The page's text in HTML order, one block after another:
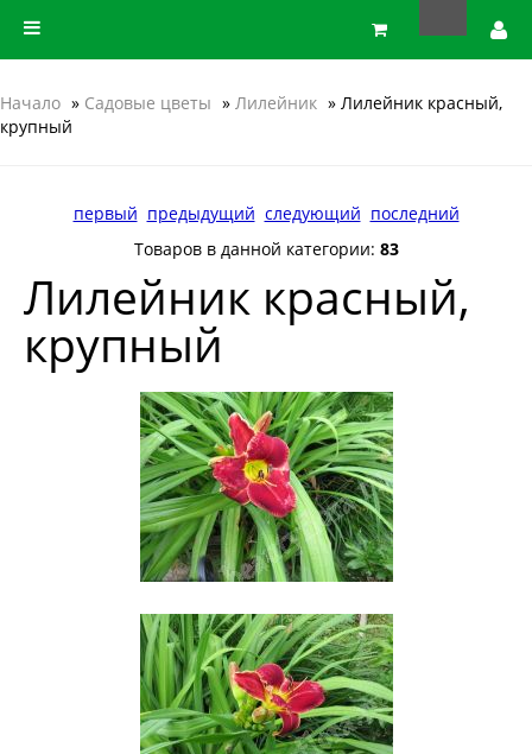
Начало » Садовые цветы » Лилейник » Лилейник красный,
крупный
первый предыдущий следующий последний
Товаров в данной категории: 83
Лилейник красный,
крупный